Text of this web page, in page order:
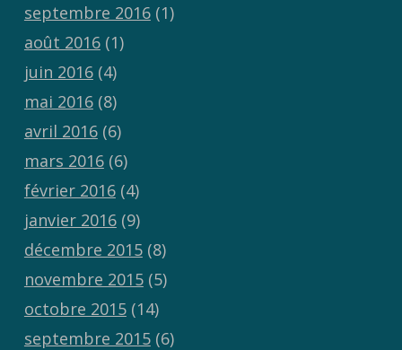
septembre 2016(1)
août 2016(1)
juin 2016(4)
mai 2016(8)
avril 2016(6)
mars 2016(6)
février 2016(4)
janvier 2016(9)
décembre 2015(8)
novembre 2015(5)
octobre 2015(14)
septembre 2015(6)